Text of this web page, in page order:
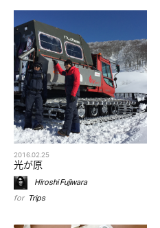
2016.02.25
光が原
Hiroshi Fujiwara
for Trips